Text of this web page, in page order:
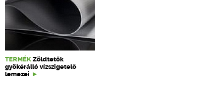
TERMÉK Zöldtetők
gyökérálló vízszigetelő
lemezei